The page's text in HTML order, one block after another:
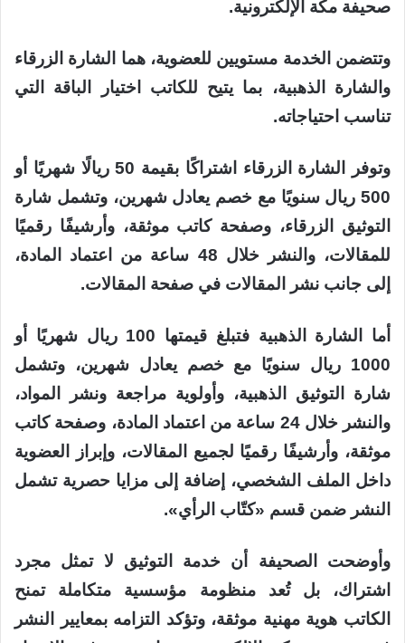
صحيفة مكة الإلكترونية.
وتتضمن الخدمة مستويين للعضوية، هما الشارة الزرقاء
والشارة الذهبية، بما يتيح للكاتب اختيار الباقة التي
تناسب احتياجاته.
وتوفر الشارة الزرقاء اشتراكًا بقيمة 50 ريالًا شهريًا أو
500 ريال سنويًا مع خصم يعادل شهرين، وتشمل شارة
التوثيق الزرقاء، وصفحة كاتب موثقة، وأرشيفًا رقميًا
للمقالات، والنشر خلال 48 ساعة من اعتماد المادة،
إلى جانب نشر المقالات في صفحة المقالات.
أما الشارة الذهبية فتبلغ قيمتها 100 ريال شهريًا أو
1000 ريال سنويًا مع خصم يعادل شهرين، وتشمل
شارة التوثيق الذهبية، وأولوية مراجعة ونشر المواد،
والنشر خلال 24 ساعة من اعتماد المادة، وصفحة كاتب
موثقة، وأرشيفًا رقميًا لجميع المقالات، وإبراز العضوية
داخل الملف الشخصي، إضافة إلى مزايا حصرية تشمل
النشر ضمن قسم «كتّاب الرأي».
وأوضحت الصحيفة أن خدمة التوثيق لا تمثل مجرد
اشتراك، بل تُعد منظومة مؤسسية متكاملة تمنح
الكاتب هوية مهنية موثقة، وتؤكد التزامه بمعايير النشر